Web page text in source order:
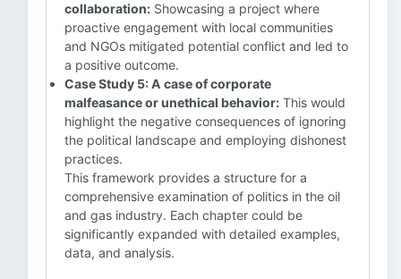
collaboration: Showcasing a project where
proactive engagement with local communities
and NGOs mitigated potential conflict and led to
a positive outcome.
Case Study 5: A case of corporate
malfeasance or unethical behavior: This would
highlight the negative consequences of ignoring
the political landscape and employing dishonest
practices.
This framework provides a structure for a
comprehensive examination of politics in the oil
and gas industry. Each chapter could be
significantly expanded with detailed examples,
data, and analysis.